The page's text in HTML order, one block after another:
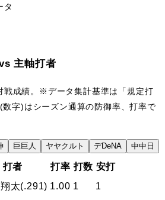
タ
主軸打者
戦成績。※データ集計基準は「規定打
字)はシーズン通算の防御率、打率で
巨 巨人 ヤヤクルト デDeNA 中中日
打者 打率 打数 安打
太(.291) 1.00 1
1